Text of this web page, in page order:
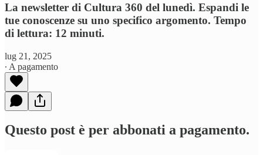
La newsletter di Cultura 360 del lunedì. Espandi le
tue conoscenze su uno specifico argomento. Tempo
di lettura: 12 minuti.
lug 21, 2025
∙ A pagamento
Questo post è per abbonati a pagamento.